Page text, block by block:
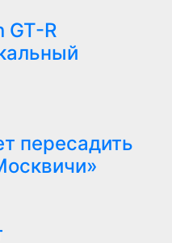
GT-R
пересадить